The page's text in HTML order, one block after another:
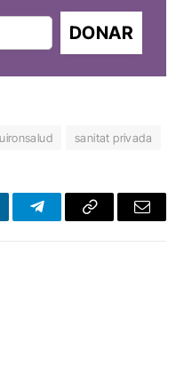
DONAR
sanitat privada
TelegramCopy
Email